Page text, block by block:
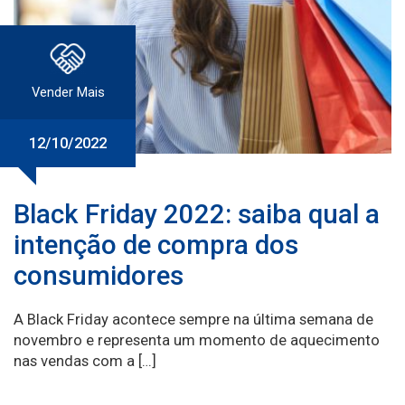
Vender Mais
12/10/2022
Black Friday 2022: saiba qual a
intenção de compra dos
consumidores
A Black Friday acontece sempre na última semana de
novembro e representa um momento de aquecimento
nas vendas com a […]